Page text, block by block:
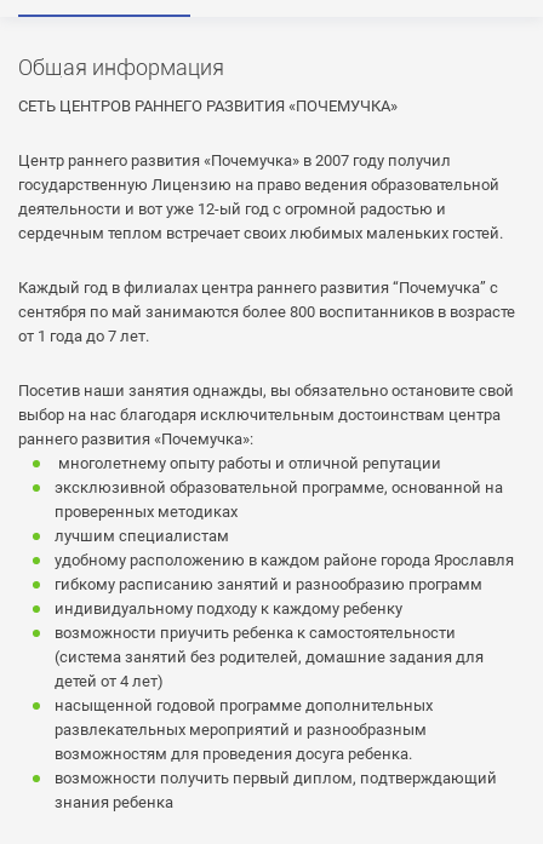
Общая информация
СЕТЬ ЦЕНТРОВ РАННЕГО РАЗВИТИЯ «ПОЧЕМУЧКА»
Центр раннего развития «Почемучка» в 2007 году получил
государственную Лицензию на право ведения образовательной
деятельности и вот уже 12-ый год с огромной радостью и
сердечным теплом встречает своих любимых маленьких гостей.
Каждый год в филиалах центра раннего развития “Почемучка” с
сентября по май занимаются более 800 воспитанников в возрасте
от 1 года до 7 лет.
Посетив наши занятия однажды, вы обязательно остановите свой
выбор на нас благодаря исключительным достоинствам центра
раннего развития «Почемучка»:
многолетнему опыту работы и отличной репутации
эксклюзивной образовательной программе, основанной на
проверенных методиках
лучшим специалистам
удобному расположению в каждом районе города Ярославля
гибкому расписанию занятий и разнообразию программ
индивидуальному подходу к каждому ребенку
возможности приучить ребенка к самостоятельности
(система занятий без родителей, домашние задания для
детей от 4 лет)
насыщенной годовой программе дополнительных
развлекательных мероприятий и разнообразным
возможностям для проведения досуга ребенка.
возможности получить первый диплом, подтверждающий
знания ребенка
ОТПРАВИТЬ
Нажимая на кнопку «Отправить» я даю согласие
Нажимая на кнопку «Отправить» я даю согласие
ОТПРАВИТЬ
Нажимая на кнопку «Отправить» я даю согласие
на обработку моих персональных данных